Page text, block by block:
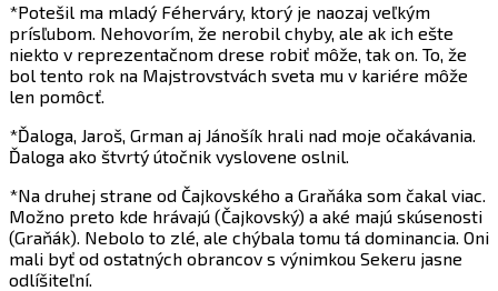
*Potešil ma mladý Féherváry, ktorý je naozaj veľkým
prísľubom. Nehovorím, že nerobil chyby, ale ak ich ešte
niekto v reprezentačnom drese robiť môže, tak on. To, že
bol tento rok na Majstrovstvách sveta mu v kariére môže
len pomôcť.
*Ďaloga, Jaroš, Grman aj Jánošík hrali nad moje očakávania.
Ďaloga ako štvrtý útočnik vyslovene oslnil.
*Na druhej strane od Čajkovského a Graňáka som čakal viac.
Možno preto kde hrávajú (Čajkovský) a aké majú skúsenosti
(Graňák). Nebolo to zlé, ale chýbala tomu tá dominancia. Oni
mali byť od ostatných obrancov s výnimkou Sekeru jasne
odlíšiteľní.